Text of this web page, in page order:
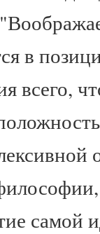
в
всего,
самой